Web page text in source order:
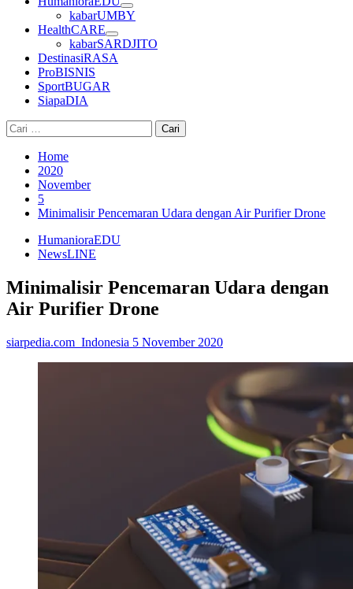
kabarUMBY
HealthCARE
kabarSARDJITO
DestinasiRASA
ProBISNIS
SportBUGAR
SiapaDIA
Cari
untuk:
Home
2020
November
5
Minimalisir Pencemaran Udara dengan Air Purifier Drone
HumanioraEDU
NewsLINE
Minimalisir Pencemaran Udara dengan
Air Purifier Drone
siarpedia.com_Indonesia 5 November 2020